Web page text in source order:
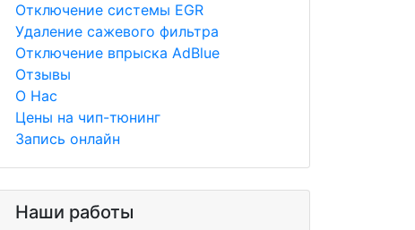
Отключение системы EGR
Удаление сажевого фильтра
Отключение впрыска AdBlue
Отзывы
О Нас
Цены на чип-тюнинг
Запись онлайн
Наши работы